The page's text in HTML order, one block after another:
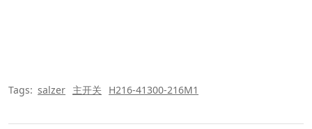
Tags: salzer 主开关 H216-41300-216M1